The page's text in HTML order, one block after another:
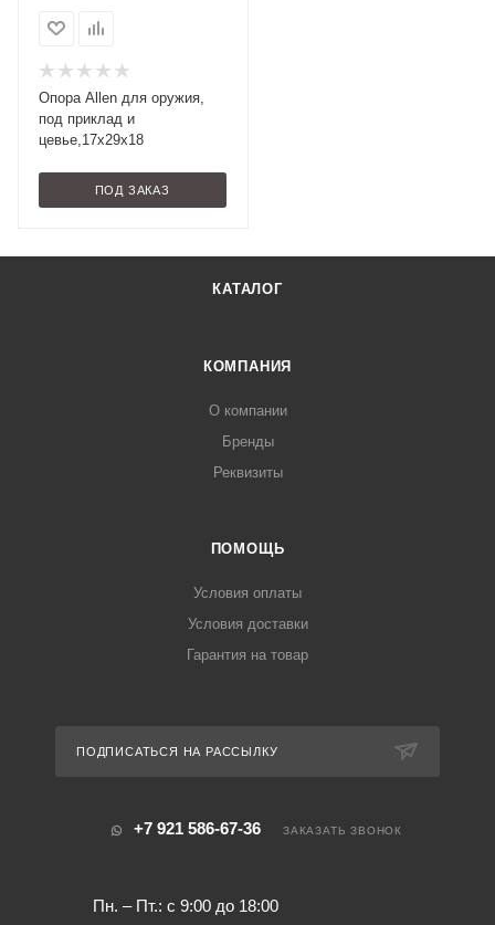
Опора Allen для оружия,
под приклад и
цевье,17х29х18
ПОД ЗАКАЗ
КАТАЛОГ
КОМПАНИЯ
О компании
Бренды
Реквизиты
ПОМОЩЬ
Условия оплаты
Условия доставки
Гарантия на товар
ПОДПИСАТЬСЯ НА РАССЫЛКУ
+7 921 586-67-36
Пн. – Пт.: с 9:00 до 18:00
ЗАКАЗАТЬ ЗВОНОК